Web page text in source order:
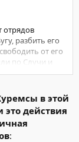
отрядов
разбить его
от его
по Случи и
на Киев
в этой
действия
: